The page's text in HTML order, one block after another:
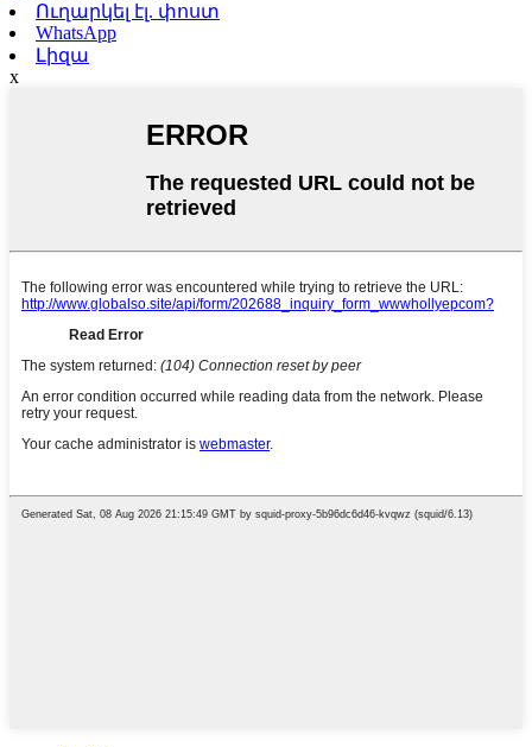
Ուղարկել էլ. փոստ
WhatsApp
Լիզա
x